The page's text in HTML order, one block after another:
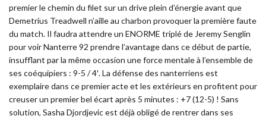
premier le chemin du filet sur un drive plein d’énergie avant que
Demetrius Treadwell n’aille au charbon provoquer la première faute
du match. Il faudra attendre un ENORME triplé de Jeremy Senglin
pour voir Nanterre 92 prendre l’avantage dans ce début de partie,
insufflant par la même occasion une force mentale à l’ensemble de
ses coéquipiers : 9-5 / 4′. La défense des nanterriens est
exemplaire dans ce premier acte et les extérieurs en profitent pour
creuser un premier bel écart après 5 minutes : +7 (12-5) ! Sans
solution, Sasha Djordjevic est déjà obligé de rentrer dans ses